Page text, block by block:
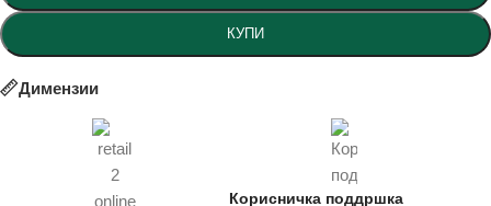
КУПИ
Димензии
Корисничка поддршка